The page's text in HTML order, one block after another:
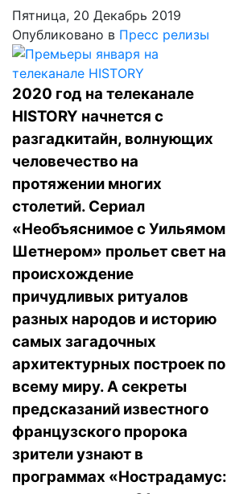
Пятница, 20 Декабрь 2019
Опубликовано в Пресс релизы
2020 год на телеканале
HISTORY начнется с
разгадкитайн, волнующих
человечество на
протяжении многих
столетий. Сериал
«Необъяснимое с Уильямом
Шетнером» прольет свет на
происхождение
причудливых ритуалов
разных народов и историю
самых загадочных
архитектурных построек по
всему миру. А секреты
предсказаний известного
французского пророка
зрители узнают в
программах «Нострадамус: